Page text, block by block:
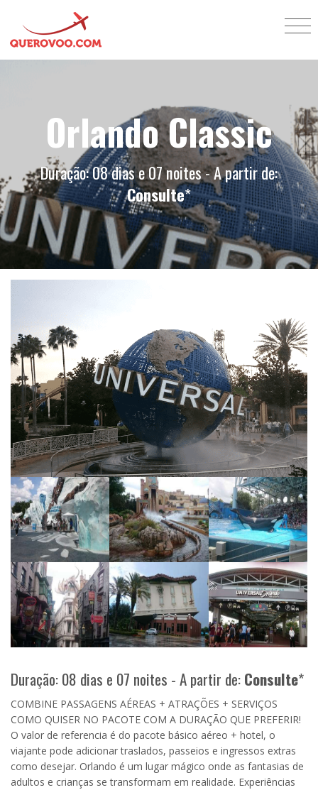
Orlando Classic
Duração: 08 dias e 07 noites - A partir de:
Consulte*
Duração: 08 dias e 07 noites - A partir de:Consulte*
COMBINE PASSAGENS AÉREAS + ATRAÇÕES + SERVIÇOS
COMO QUISER NO PACOTE COM A DURAÇÃO QUE PREFERIR!
O valor de referencia é do pacote básico aéreo + hotel, o
viajante pode adicionar traslados, passeios e ingressos extras
como desejar. Orlando é um lugar mágico onde as fantasias de
adultos e crianças se transformam em realidade. Experiências